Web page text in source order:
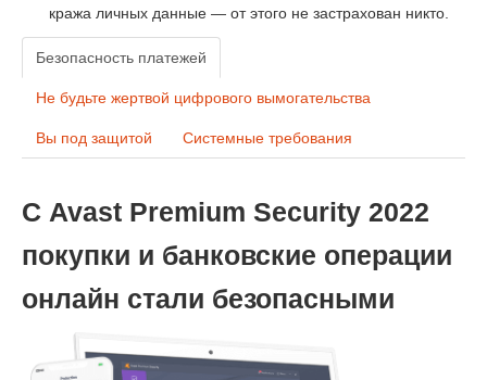
кража личных данные — от этого не застрахован никто.
Безопасность платежей
Не будьте жертвой цифрового вымогательства
Вы под защитой Системные требования
С Avast Premium Security 2022
покупки и банковские операции
онлайн стали безопасными